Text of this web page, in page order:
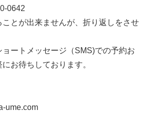
0642
とが出来ませんが、折り返しをさせ
ョートメッセージ（SMS)での予約お
お待ちしております。
ume.com